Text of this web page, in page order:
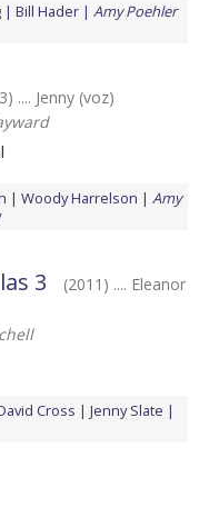
Bill Hader
Amy Poehler
.... Jenny (voz)
Woody Harrelson
Amy
3
(2011) .... Eleanor
Cross
Jenny Slate